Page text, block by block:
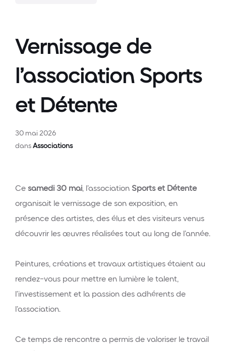
Vernissage de
l’association Sports
et Détente
30 mai 2026
dans Associations
Ce samedi 30 mai, l’association Sports et Détente
organisait le vernissage de son exposition, en
présence des artistes, des élus et des visiteurs venus
découvrir les œuvres réalisées tout au long de l’année.
Peintures, créations et travaux artistiques étaient au
rendez-vous pour mettre en lumière le talent,
l’investissement et la passion des adhérents de
l’association.
Ce temps de rencontre a permis de valoriser le travail